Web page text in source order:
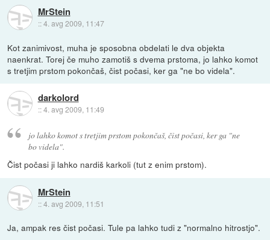
MrStein
::4. avg 2009, 11:47
Kot zanimivost, muha je sposobna obdelati le dva objekta
naenkrat. Torej če muho zamotiš s dvema prstoma, jo lahko komot
s tretjim prstom pokončaš, čist počasi, ker ga "ne bo videla".
darkolord
::4. avg 2009, 11:49
jo lahko komot s tretjim prstom pokončaš, čist počasi, ker ga "ne
bo videla".
Čist počasi ji lahko nardiš karkoli (tut z enim prstom).
MrStein
::4. avg 2009, 11:51
Ja, ampak res čist počasi. Tule pa lahko tudi z "normalno hitrostjo".